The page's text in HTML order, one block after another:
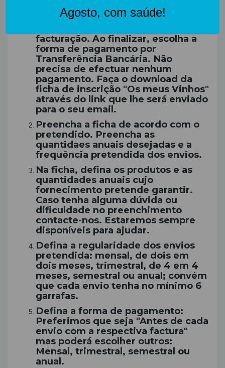
Vinhos", adicione o Serviço ao
Carrinho e intruduza os dados
facturação. Ao finalizar, escolha a
forma de pagamento por
Transferência Bancária. Não
precisa de efectuar nenhum
pagamento. Faça o download da
ficha de inscrição "Os meus Vinhos"
através do link que lhe será enviado
para o seu email.
Preencha a ficha de acordo com o
pretendido. Preencha as
quantidaes anuais desejadas e a
frequência pretendida dos envios.
Na ficha, defina os produtos e as
quantidades anuais cujo
fornecimento pretende garantir.
Caso tenha alguma dúvida ou
dificuldade no preenchimento
contacte-nos. Estaremos sempre
disponíveis para ajudar.
Defina a regularidade dos envios
pretendida: mensal, de dois em
dois meses, trimestral, de 4 em 4
meses, semestral ou anual; convém
que cada envio tenha no mínimo 6
garrafas.
Defina a forma de pagamento:
Preferimos que seja "Antes de cada
envio com a respectiva factura"
mas poderá escolher outros:
Mensal, trimestral, semestral ou
anual.